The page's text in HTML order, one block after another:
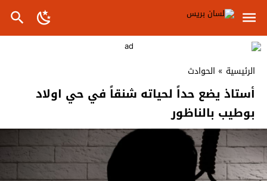
الرئيسية » الحوادث
أستاذ يضع حداً لحياته شنقاً في حي اولاد
بوطيب بالناظور